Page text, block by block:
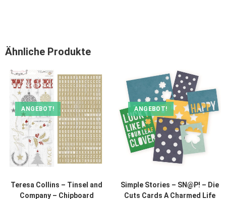
Ähnliche Produkte
ANGEBOT!
Teresa Collins – Tinsel and
Company – Chipboard
ANGEBOT!
Simple Stories – SN@P! – Die
Cuts Cards A Charmed Life